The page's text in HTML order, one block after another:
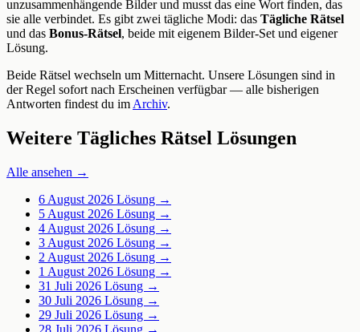
unzusammenhängende Bilder und musst das eine Wort finden, das
sie alle verbindet. Es gibt zwei tägliche Modi: das Tägliche Rätsel
und das Bonus-Rätsel, beide mit eigenem Bilder-Set und eigener
Lösung.
Beide Rätsel wechseln um Mitternacht. Unsere Lösungen sind in
der Regel sofort nach Erscheinen verfügbar — alle bisherigen
Antworten findest du im Archiv.
Weitere Tägliches Rätsel Lösungen
Alle ansehen →
6 August 2026 Lösung →
5 August 2026 Lösung →
4 August 2026 Lösung →
3 August 2026 Lösung →
2 August 2026 Lösung →
1 August 2026 Lösung →
31 Juli 2026 Lösung →
30 Juli 2026 Lösung →
29 Juli 2026 Lösung →
28 Juli 2026 Lösung →